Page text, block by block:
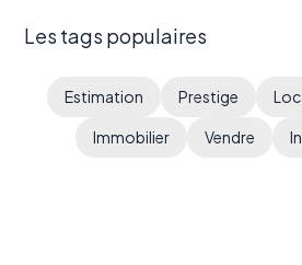
Les tags populaires
Estimation Prestige
Immobilier Vendre